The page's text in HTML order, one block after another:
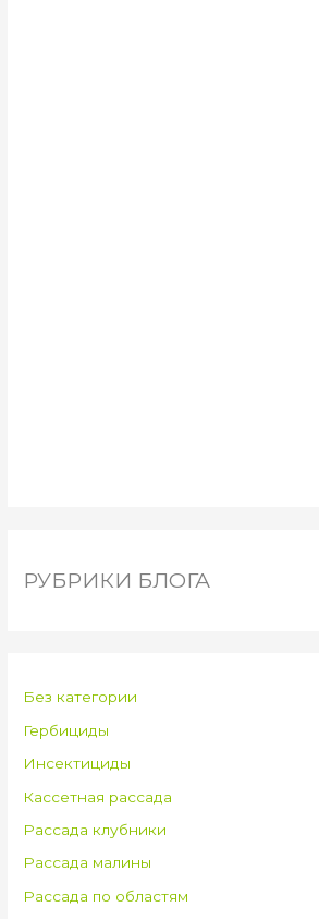
РУБРИКИ БЛОГА
Без категории
Гербициды
Инсектициды
Кассетная рассада
Рассада клубники
Рассада малины
Рассада по областям